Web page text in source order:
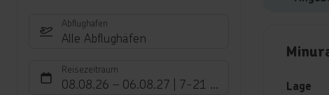
Abflughafen
Alle Abflughäfen
Reisezeitraum
08.08.26 – 06.08.27 7-21 Nächte
Lage